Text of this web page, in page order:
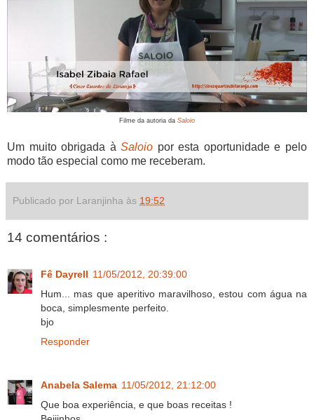
Filme da autoria da Saloio
Um muito obrigada àSaloio por esta oportunidade e pelo
modo tão especial como me receberam.
Publicado por Laranjinha às 19:52
14 comentários :
Fê Dayrell 11/05/2012, 20:39:00
Hum... mas que aperitivo maravilhoso, estou com água na
boca, simplesmente perfeito.
bjo
Responder
Anabela Salema 11/05/2012, 21:12:00
Que boa experiência, e que boas receitas !